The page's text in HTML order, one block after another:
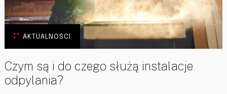
AKTUALNOŚCI
Czym są i do czego służą instalacje
odpylania?